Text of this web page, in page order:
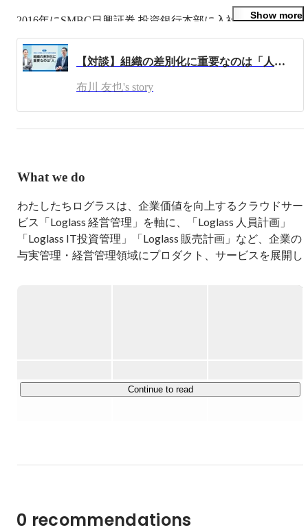
2016年にSMBC日興証券 投資銀行本部に入社・配属後、総
M&A、IPOアドバイザリー業務に従事。
し、東証一部への市場変更を経験。
Show more
【対談】組織の差別化に重要なのは「人」 ──ログラス代表布川友也×前田ヒロ
布川 友也's story
What we do
わたしたちログラスは、企業価値を向上するクラウドサー
ビス「Loglass 経営管理」を軸に、「Loglass 人員計画」
「Loglass IT投資管理」「Loglass 販売計画」など、企業の
与実管理・経営管理領域にプロダクト、サービスを展開し
Continue to read
0 recommendations